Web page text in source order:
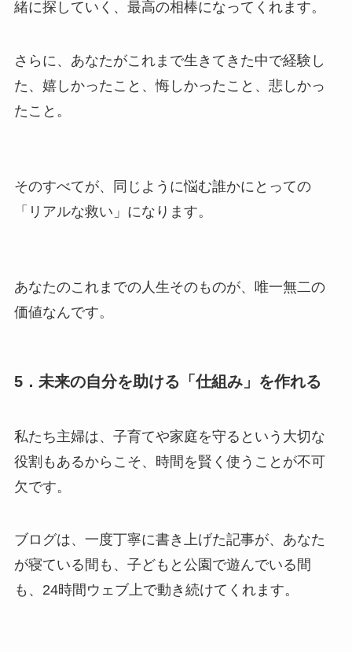
緒に探していく、最高の相棒になってくれます。
さらに、あなたがこれまで生きてきた中で経験し
た、嬉しかったこと、悔しかったこと、悲しかっ
たこと。
そのすべてが、同じように悩む誰かにとっての
「リアルな救い」になります。
あなたのこれまでの人生そのものが、唯一無二の
価値なんです。
5．未来の自分を助ける「仕組み」を作れる
私たち主婦は、子育てや家庭を守るという大切な
役割もあるからこそ、時間を賢く使うことが不可
欠です。
ブログは、一度丁寧に書き上げた記事が、あなた
が寝ている間も、子どもと公園で遊んでいる間
も、24時間ウェブ上で動き続けてくれます。